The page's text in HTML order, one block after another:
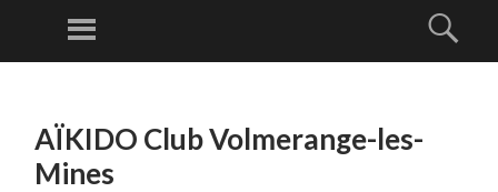
Menu
CONTENT
AÏKIDO Club Volmerange-les-
Mines